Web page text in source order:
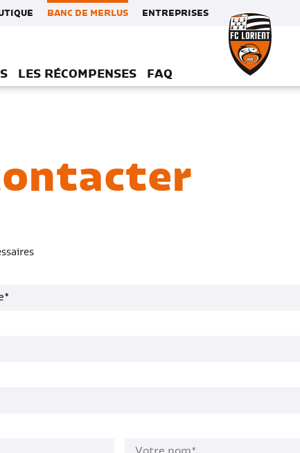
BANC DE MERLUS ENTREPRISES
LES RÉCOMPENSES FAQ
Votre nom* *